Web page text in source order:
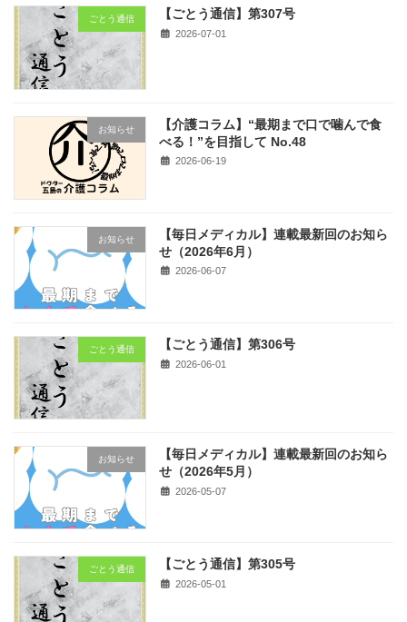
ごとう通信 【ごとう通信】第307号
2026-07-01
お知らせ
【介護コラム】“最期まで口で噛んで食
べる！”を目指して No.48
2026-06-19
お知らせ
【毎日メディカル】連載最新回のお知ら
せ（2026年6月）
2026-06-07
ごとう通信 【ごとう通信】第306号
2026-06-01
お知らせ
【毎日メディカル】連載最新回のお知ら
せ（2026年5月）
2026-05-07
ごとう通信 【ごとう通信】第305号
2026-05-01